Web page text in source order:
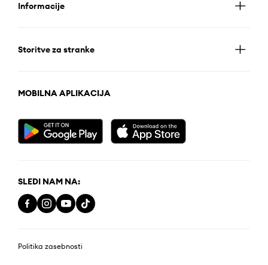
Informacije
Storitve za stranke
MOBILNA APLIKACIJA
SLEDI NAM NA:
Politika zasebnosti